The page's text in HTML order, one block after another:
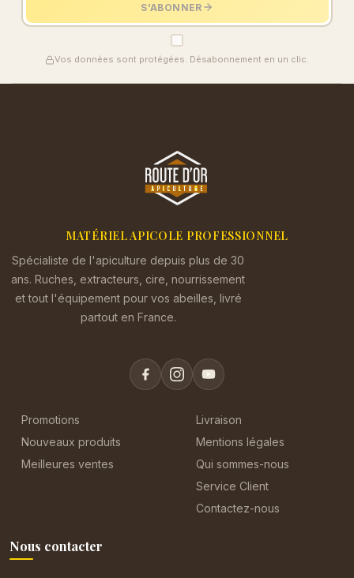
S'ABONNER
Vos données sont protégées. Désabonnement en un clic.
MATÉRIEL APICOLE PROFESSIONNEL
Spécialiste de l'apiculture depuis plus de 30
ans. Ruches, extracteurs, cire, nourrissement
et tout l'équipement pour vos abeilles, livré
partout en France.
Promotions
Nouveaux produits
Meilleures ventes
Livraison
Mentions légales
Qui sommes-nous
Service Client
Contactez-nous
Nous contacter